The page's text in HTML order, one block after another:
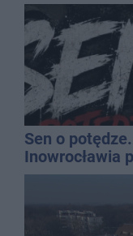
Sen o
Inowrocławia